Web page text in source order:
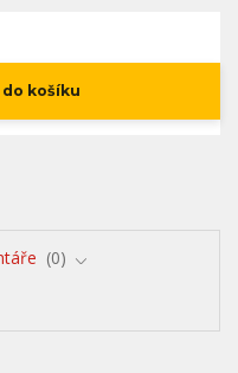
košíku
0